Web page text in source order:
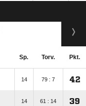
Sp. Torv. Pkt.
14 79 : 7 42
14 61 : 14 39